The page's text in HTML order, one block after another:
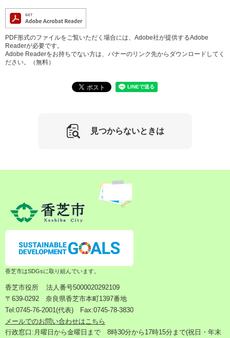
PDF形式のファイルをご覧いただく場合には、Adobe社が提供するAdobe
Readerが必要です。
Adobe Readerをお持ちでない方は、バナーのリンク先からダウンロードしてく
ださい。（無料）
見つからないときは
香芝市はSDGsに取り組んでいます。
香芝市役所
法人番号5000020292109
〒639-0292 奈良県香芝市本町1397番地
Tel:0745-76-2001(代表) Fax:0745-78-3830
メールでのお問い合わせはこちら
行政窓口:月曜日から金曜日まで 8時30分から17時15分まで(祝日・年末